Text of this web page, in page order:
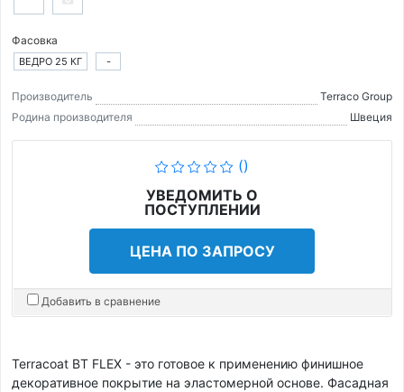
Фасовка
ВЕДРО 25 КГ -
Производитель
Terraco Group
Родина производителя
Швеция
()
УВЕДОМИТЬ О
ПОСТУПЛЕНИИ
ЦЕНА ПО ЗАПРОСУ
Добавить в сравнение
Terracoat BT FLEX - это готовое к применению финишное
декоративное покрытие на эластомерной основе. Фасадная